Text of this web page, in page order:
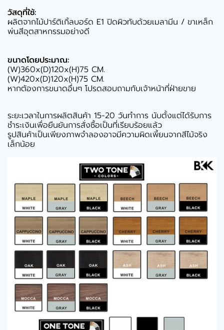
วัสดุที่ใช้:
ผลิตจากไม้ปาร์ติเกิ้ลบอร์ด E1 ปิดผิวทับด้วยเมลามีน / ขาเหล็ก
พ่นสีอุตสาหกรรมอย่างดี
ขนาดโดยประมาณ:
(W)360x(D)120x(H)75 CM.
(W)420x(D)120x(H)75 CM.
หากต้องการขนาดอื่นๆ โปรดสอบถามกับเจ้าหน้าที่ฝ่ายขาย
ระยะเวลาในการผลิตสินค้า 15-20 วันทำการ นับตั้งแต่ได้รับการ
ชำระเงินเพื่อยืนยันการสั่งซื้อเป็นที่เรียบร้อยแล้ว
รูปสินค้าเป็นเพียงภาพจำลองอาจมีความผิดเพี้ยนจากสีไม้จริง
เล็กน้อย